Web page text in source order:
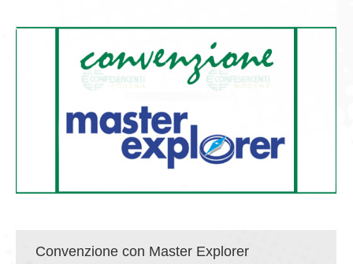
Convenzione con Master Explorer